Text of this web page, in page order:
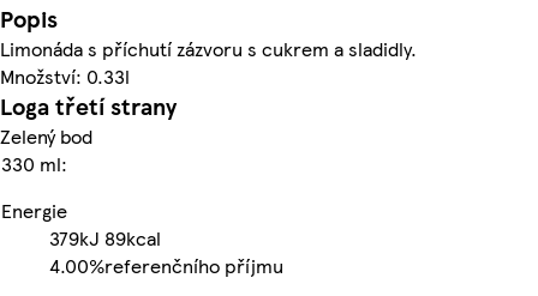
Popis
Limonáda s příchutí zázvoru s cukrem a sladidly.
Množství: 0.33l
Loga třetí strany
Zelený bod
330 ml:
Energie
379kJ 89kcal
4.00%referenčního příjmu